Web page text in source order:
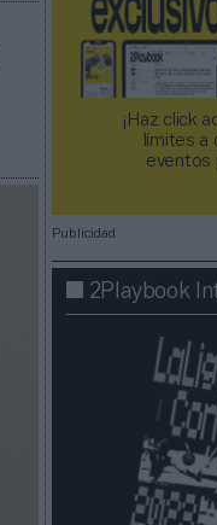
¡Haz click
límites a
eventos
Publicidad
2Playbook